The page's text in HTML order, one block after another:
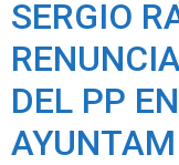
SERGIO
DEL PP